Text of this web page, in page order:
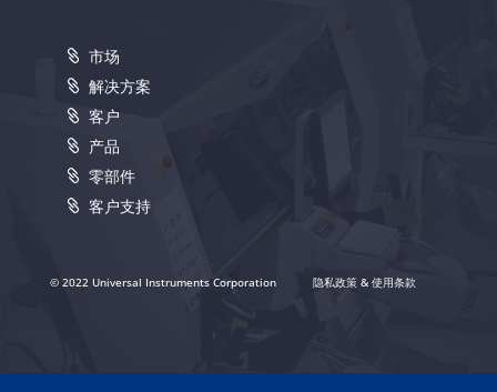
市场
解决方案
客户
产品
零部件
客户支持
© 2022 Universal Instruments Corporation 隐私政策 & 使用条款